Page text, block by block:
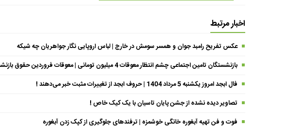
اخبار مرتبط
عکس تفریح رامبد جوان و همسر سومش در خارج | لباس اروپایی نگار جواهریان چه شیکه
بازنشستگان تامین اجتماعی چشم انتظار معوقات 4 میلیون تومانی | معوقات فروردین حقوق بازنشستگان کی واریز می شود ؟
فال ابجد امروز یکشنبه 5 مرداد 1404 | حروف ابجد از تغییرات مثبت خبر می‌دهند !
تصاویر دیده نشده از جشن پایان تاسیان با یک کیک خاص !
فوت و فن تهیه آبغوره خانگی خوشمزه | ترفندهای جلوگیری از کپک زدن آبغوره